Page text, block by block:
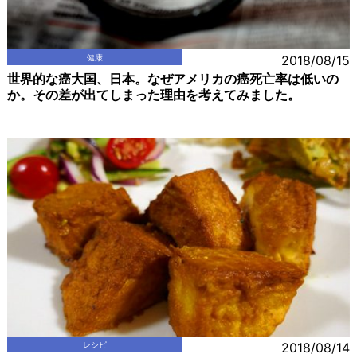
健康 2018/08/15
世界的な癌大国、日本。なぜアメリカの癌死亡率は低いの
か。その差が出てしまった理由を考えてみました。
レシピ 2018/08/14